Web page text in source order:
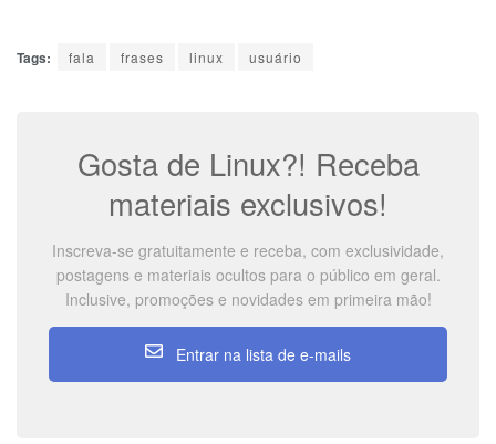
Tags: fala frases linux usuário
Gosta de Linux?! Receba
materiais exclusivos!
Inscreva-se gratuitamente e receba, com exclusividade,
postagens e materiais ocultos para o público em geral.
Inclusive, promoções e novidades em primeira mão!
Entrar na lista de e-mails